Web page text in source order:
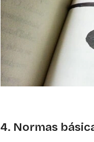
4. Normas